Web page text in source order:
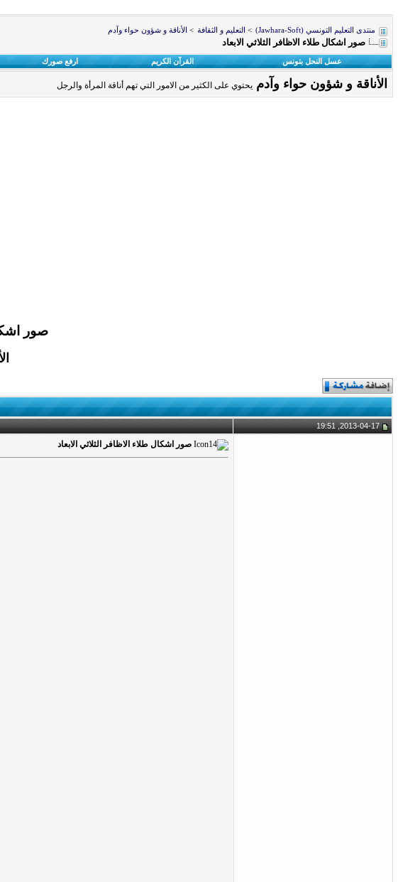
منتدى التعليم التونسي (Jawhara-Soft) > التعليم و الثقافة > الأناقة و شؤون حواء وآدم
صور اشكال طلاء الاظافر الثلاثي الابعاد
عسل النحل بتونس القرآن الكريم ارفع صورك
الأناقة و شؤون حواء وآدم يحتوي على الكثير من الامور التي تهم أناقة المرأة والرجل
صور
2013-04-17, 19:51
صور اشكال طلاء الاظافر الثلاثي الابعاد